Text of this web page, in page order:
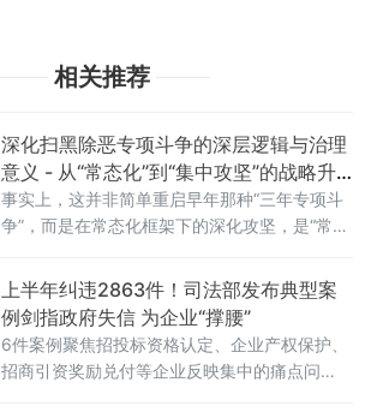
相关推荐
深化扫黑除恶专项斗争的深层逻辑与治理
意义 - 从“常态化”到“集中攻坚”的战略升
级
事实上，这并非简单重启早年那种“三年专项斗
争”，而是在常态化框架下的深化攻坚，是“常态
强调要严格依法办事、坚持实事求是，做到“是
黑恶一个不漏、不是黑恶一个不凑”
上半年纠违2863件！司法部发布典型案
例剑指政府失信 为企业“撑腰”
6件案例聚焦招投标资格认定、企业产权保护、
招商引资奖励兑付等企业反映集中的痛点问